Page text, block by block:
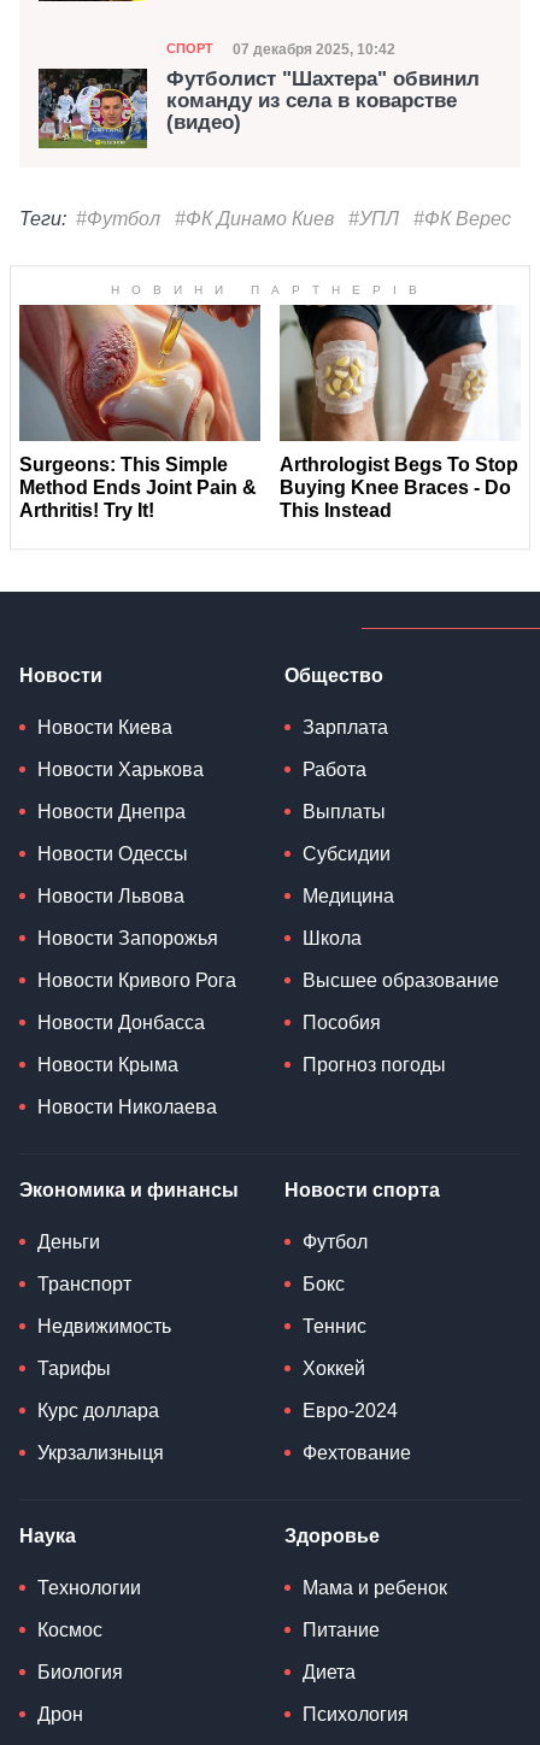
Категория
СПОРТ Дата публикации
07 декабря 2025, 10:42
Футболист "Шахтера" обвинил
команду из села в коварстве
(видео)
Теги: #Футбол #ФК Динамо Киев #УПЛ #ФК Верес
Новости
Новости Киева
Новости Харькова
Новости Днепра
Новости Одессы
Новости Львова
Новости Запорожья
Новости Кривого Рога
Новости Донбасса
Новости Крыма
Новости Николаева
Общество
Зарплата
Работа
Выплаты
Субсидии
Медицина
Школа
Высшее образование
Пособия
Прогноз погоды
Экономика и финансы
Деньги
Транспорт
Недвижимость
Тарифы
Курс доллара
Укрзализныця
Новости спорта
Футбол
Бокс
Теннис
Хоккей
Евро-2024
Фехтование
Наука
Технологии
Космос
Биология
Дрон
Здоровье
Мама и ребенок
Питание
Диета
Психология